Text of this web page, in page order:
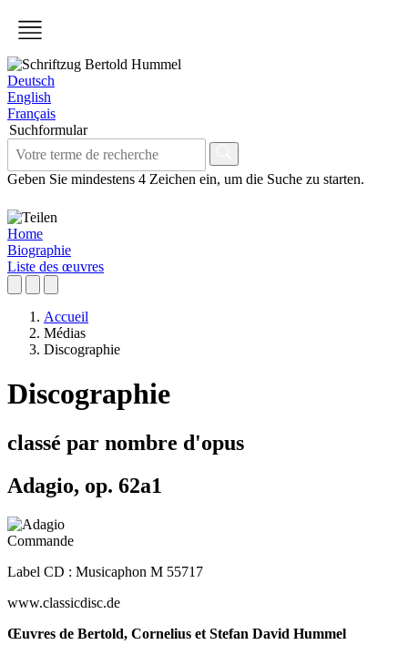
Deutsch
English
Français
Suchformular
Geben Sie mindestens 4 Zeichen ein, um die Suche zu starten.
Home
Biographie
Liste des œuvres
Accueil
Médias
Discographie
Discographie
classé par nombre d'opus
Adagio, op. 62a1
Commande
Label CD : Musicaphon M 55717
www.classicdisc.de
Œuvres de Bertold, Cornelius et Stefan David Hummel